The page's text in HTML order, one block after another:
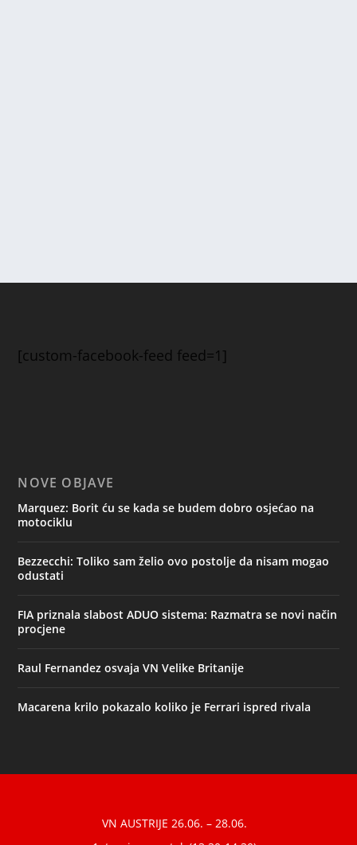
[custom-facebook-feed feed=1]
NOVE OBJAVE
Marquez: Borit ću se kada se budem dobro osjećao na
motociklu
Bezzecchi: Toliko sam želio ovo postolje da nisam mogao
odustati
FIA priznala slabost ADUO sistema: Razmatra se novi način
procjene
Raul Fernandez osvaja VN Velike Britanije
Macarena krilo pokazalo koliko je Ferrari ispred rivala
VN AUSTRIJE 26.06. – 28.06.